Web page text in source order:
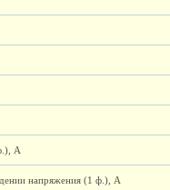
А
напряжения (1 ф.), А